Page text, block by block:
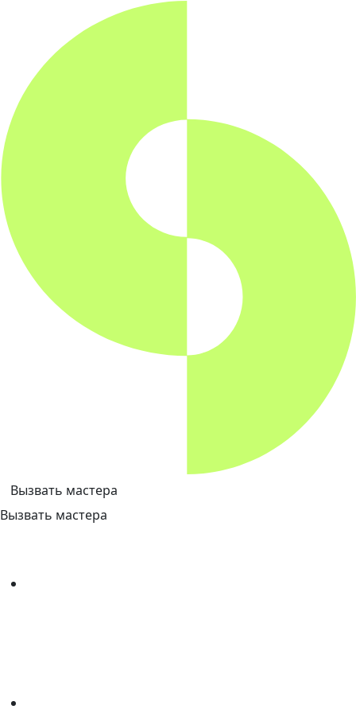
Вызвать мастера
Вызвать мастера